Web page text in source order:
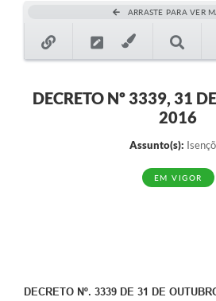
ARRASTE PARA VER
DECRETO Nº 3339, 31
2016
Assunto(s):
EM VIGOR
DECRETO Nº. 3339 DE 31 DE